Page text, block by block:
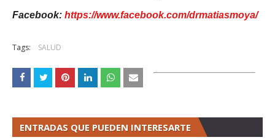
Facebook: https://www.facebook.com/drmatiasmoya/
Tags: SALUD
ENTRADAS QUE PUEDEN INTERESARTE